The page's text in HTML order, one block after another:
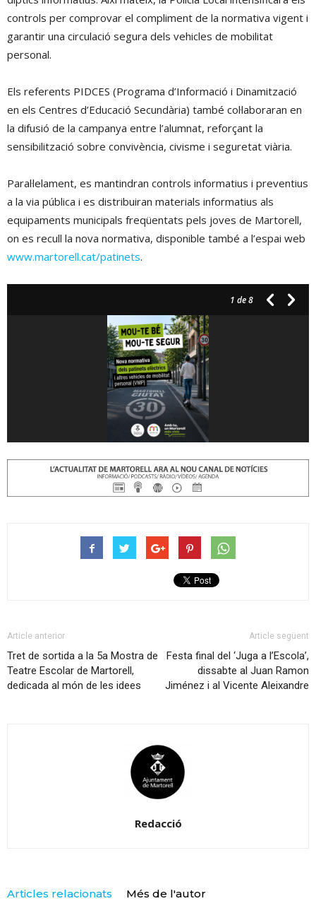
controls per comprovar el compliment de la normativa vigent i
garantir una circulació segura dels vehicles de mobilitat
personal.
Els referents PIDCES (Programa d’Informació i Dinamització
en els Centres d’Educació Secundària) també col·laboraran en
la difusió de la campanya entre l’alumnat, reforçant la
sensibilització sobre convivència, civisme i seguretat viària.
Paral·lelament, es mantindran controls informatius i preventius
a la via pública i es distribuiran materials informatius als
equipaments municipals freqüentats pels joves de Martorell,
on es recull la nova normativa, disponible també a l’espai web
www.martorell.cat/patinets.
1 de 8
Article anterior
Tret de sortida a la 5a Mostra de
Teatre Escolar de Martorell,
dedicada al món de les idees
Article següent
Festa final del ‘Juga a l’Escola’,
dissabte al Juan Ramon
Jiménez i al Vicente Aleixandre
Redacció
Articles relacionats Més de l'autor